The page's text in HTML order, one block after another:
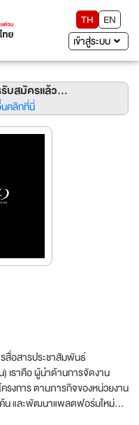
TH
EN
เข้าสู่ระบบ
บสมัครแล้ว...
นคลิกที่นี่
สื่อสารประชาสัมพันธ์
เราคือ ผู้นําด้านการจัดงาน
รงการ ตามภารกิจของหน่วยงาน